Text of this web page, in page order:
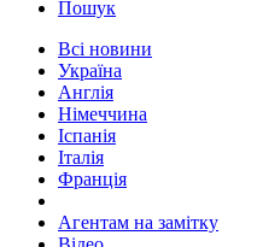
Пошук
Всі новини
Україна
Англія
Німеччина
Іспанія
Італія
Франція
Агентам на замітку